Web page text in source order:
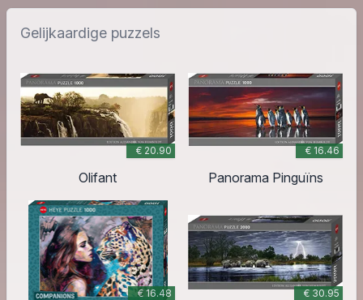
Gelijkaardige puzzels
€ 20.90
Olifant
€ 16.46
Panorama Pinguïns
€ 16.48 € 30.95